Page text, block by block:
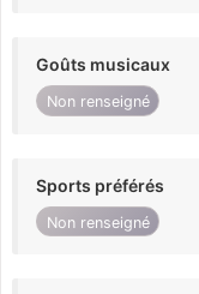
Goûts musicaux
Non renseigné
Sports préférés
Non renseigné